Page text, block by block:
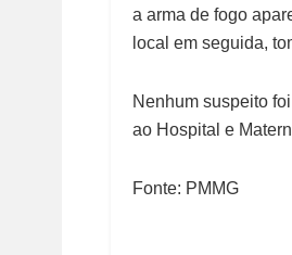
a arma de fogo
local em seguida,
Nenhum suspeito
ao Hospital e
Fonte: PMMG